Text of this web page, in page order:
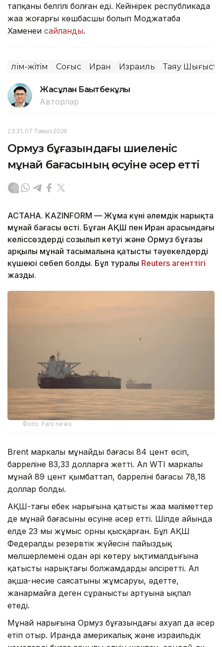
тапқаны белгілі болған еді. Кейінірек республикада
жаңа жоғарғы көшбасшы болып Моджатаба
Хаменеи сайланды.
Өлім-жітім Соғыс Иран Израиль Таяу
Жасұлан Бақытбекұлы
Авторлар
23:31, 07 Тамыз 2026
Ормуз бұғазындағы шиеленіс
мұнай бағасының өсуіне әсер етті
АСТАНА. KAZINFORM — Жұма күні әлемдік нарықта
мұнай бағасы өсті. Бұған АҚШ пен Иран арасындағы
келіссөздердің созылып кетуі және Ормуз бұғазы
арқылы мұнай тасымалына қатысты тәуекелдердің
күшеюі себеп болды. Бұл туралы Reuters агенттігі
жазды.
Фото: Fars news
Brent маркалы мұнайдың бағасы 84 цент өсіп,
барреліне 83,33 долларға жетті. Ал WTI маркалы
мұнай 89 цент қымбаттап, баррелінің бағасы 78,18
доллар болды.
АҚШ-тағы еңбек нарығына қатысты жаңа мәліметтер
де мұнай бағасының өсуіне әсер етті. Шілде айында
елде 23 мың жұмыс орны қысқарған. Бұл АҚШ
Федералды резервтік жүйесінің пайыздық
мөлшерлемені одан әрі көтеру ықтималдығына
қатысты нарықтағы болжамдарды әлсіретті. Ал
ақша-несие саясатының жұмсаруы, әдетте,
жанармайға деген сұраныстың артуына ықпал
етеді.
Мұнай нарығына Ормуз бұғазындағы ахуал да әсер
етіп отыр. Иранда америкалық және израильдік